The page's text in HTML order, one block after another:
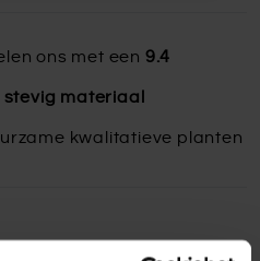
ons met een 9.4
stevig materiaal
kwalitatieve planten